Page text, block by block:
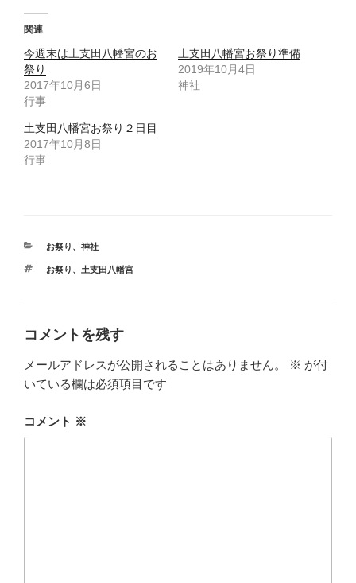
関連
今週末は土支田八幡宮のお
祭り
2017年10月6日
行事
土支田八幡宮お祭り準備
2019年10月4日
神社
土支田八幡宮お祭り２日目
2017年10月8日
行事
カ
ゴ
お祭り 、 神社
タ
お祭り 、 土支田八幡宮
コメントを残す
メールアドレスが公開されることはありません。 ※ が付
いている欄は必須項目です
コメント ※